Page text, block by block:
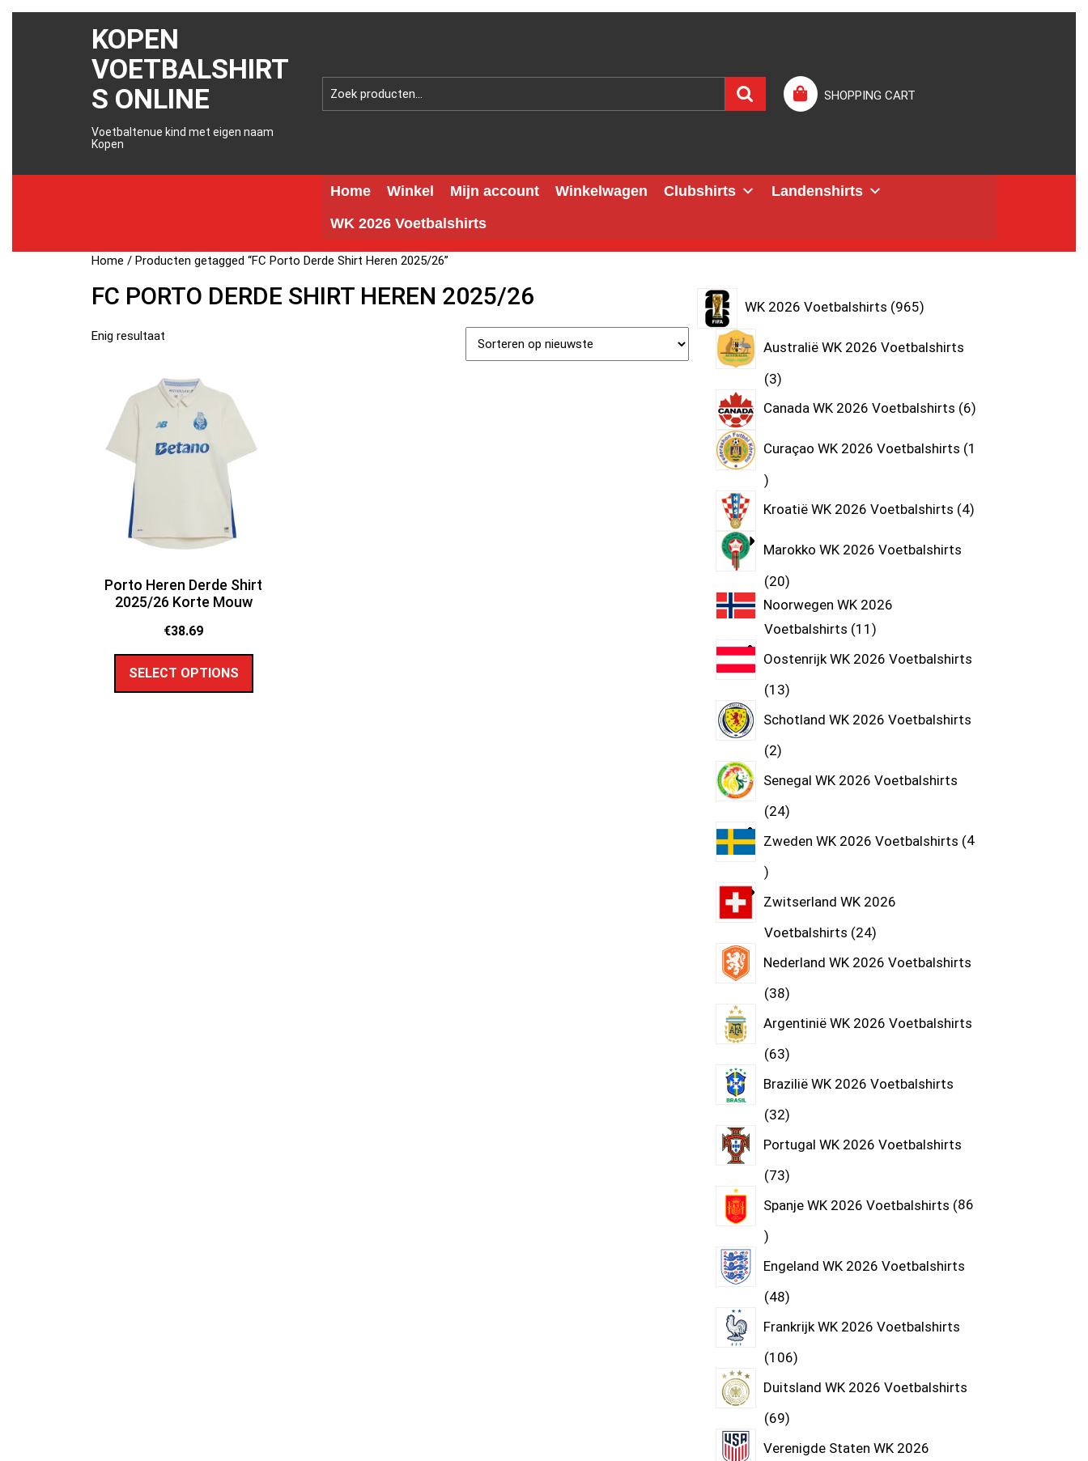
KOPEN
VOETBALSHIRT
S ONLINE
Voetbaltenue kind met eigen naam
Kopen
SHOPPING CART
Home Winkel Mijn account Winkelwagen Clubshirts
Landenshirts
WK 2026 Voetbalshirts
Home / Producten getagged “FC Porto Derde Shirt Heren 2025/26”
FC PORTO DERDE SHIRT HEREN 2025/26
Enig resultaat
Porto Heren Derde Shirt
2025/26 Korte Mouw
€38.69
SELECT OPTIONS
WK 2026 Voetbalshirts 965
Australië WK 2026 Voetbalshirts
3
Canada WK 2026 Voetbalshirts 6
Curaçao WK 2026 Voetbalshirts 1
Kroatië WK 2026 Voetbalshirts 4
Marokko WK 2026 Voetbalshirts
20
Noorwegen WK 2026
Voetbalshirts 11
Oostenrijk WK 2026 Voetbalshirts
13
Schotland WK 2026 Voetbalshirts
2
Senegal WK 2026 Voetbalshirts
24
Zweden WK 2026 Voetbalshirts 4
Zwitserland WK 2026
Voetbalshirts 24
Nederland WK 2026 Voetbalshirts
38
Argentinië WK 2026 Voetbalshirts
63
Brazilië WK 2026 Voetbalshirts
32
Portugal WK 2026 Voetbalshirts
73
Spanje WK 2026 Voetbalshirts 86
Engeland WK 2026 Voetbalshirts
48
Frankrijk WK 2026 Voetbalshirts
106
Duitsland WK 2026 Voetbalshirts
69
Verenigde Staten WK 2026